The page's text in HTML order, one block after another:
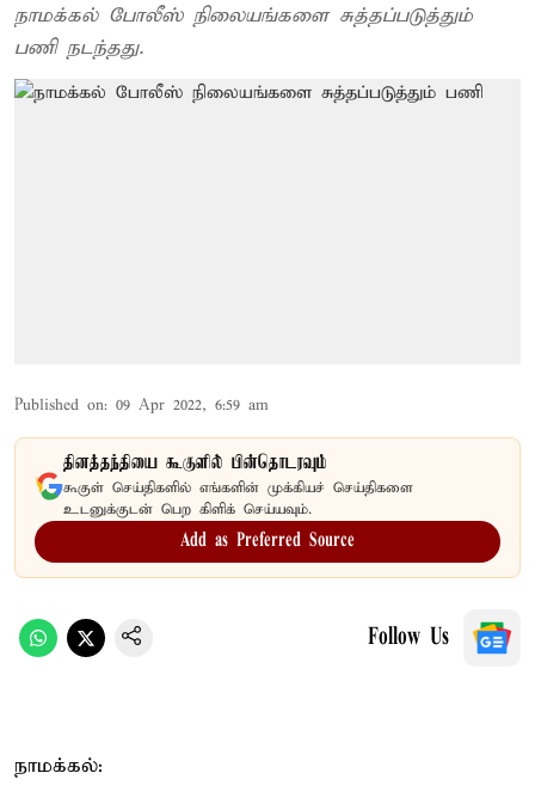
நாமக்கல் போலீஸ் நிலையங்களை சுத்தப்படுத்தும்
பணி நடந்தது.
Published on: 09 Apr 2022, 6:59 am
தினத்தந்தியை கூகுளில் பின்தொடரவும்
கூகுள் செய்திகளில் எங்களின் முக்கியச் செய்திகளை
உடனுக்குடன் பெற கிளிக் செய்யவும்.
Add as Preferred Source
Follow Us
நாமக்கல்: